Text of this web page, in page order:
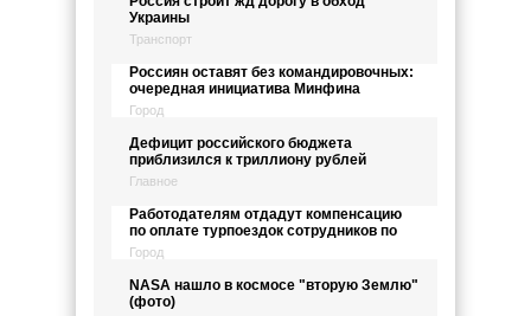
Украины
Транспорт
Россиян оставят без командировочных:
очередная инициатива Минфина
Город
Дефицит российского бюджета
приблизился к триллиону рублей
Главное
Работодателям отдадут компенсацию
по оплате турпоездок сотрудников по
Город
NASA нашло в космосе "вторую Землю"
(фото)